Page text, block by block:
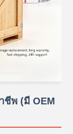
ชีพ (มี OEM